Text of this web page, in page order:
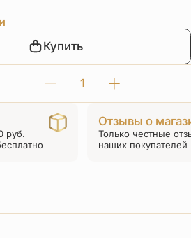
Купить
Количество
товара
Шнурок
шею
розовый
руб.
Отзывы о
Только честные
наших покупателей